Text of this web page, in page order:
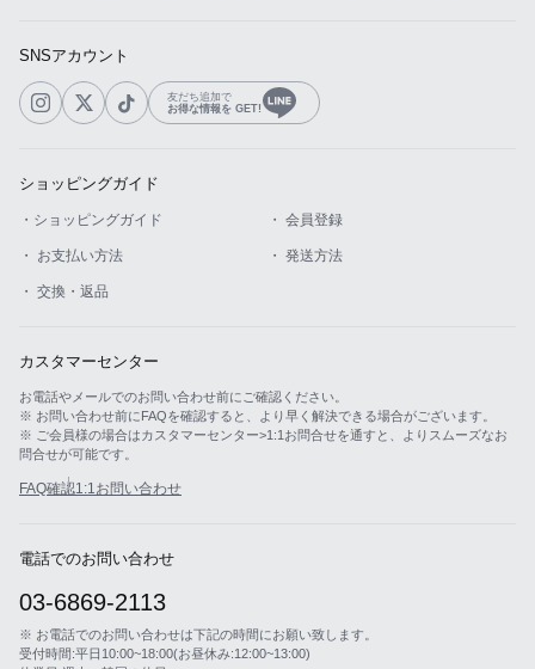
SNSアカウント
友だち追加で
お得な情報を GET!
ショッピングガイド
・ショッピングガイド ・ 会員登録
・ お支払い方法 ・ 発送方法
・ 交換・返品
カスタマーセンター
お電話やメールでのお問い合わせ前にご確認ください。
※ お問い合わせ前にFAQを確認すると、より早く解決できる場合がございます。
※ ご会員様の場合はカスタマーセンター>1:1お問合せを通すと、よりスムーズなお
問合せが可能です。
FAQ確認1:1お問い合わせ
電話でのお問い合わせ
03-6869-2113
※ お電話でのお問い合わせは下記の時間にお願い致します。
受付時間:平日10:00~18:00(お昼休み:12:00~13:00)